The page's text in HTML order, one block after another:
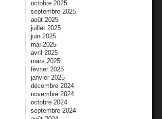
octobre 2025
septembre 2025
août 2025
juillet 2025
juin 2025
mai 2025
avril 2025
mars 2025
février 2025
janvier 2025
décembre 2024
novembre 2024
octobre 2024
septembre 2024